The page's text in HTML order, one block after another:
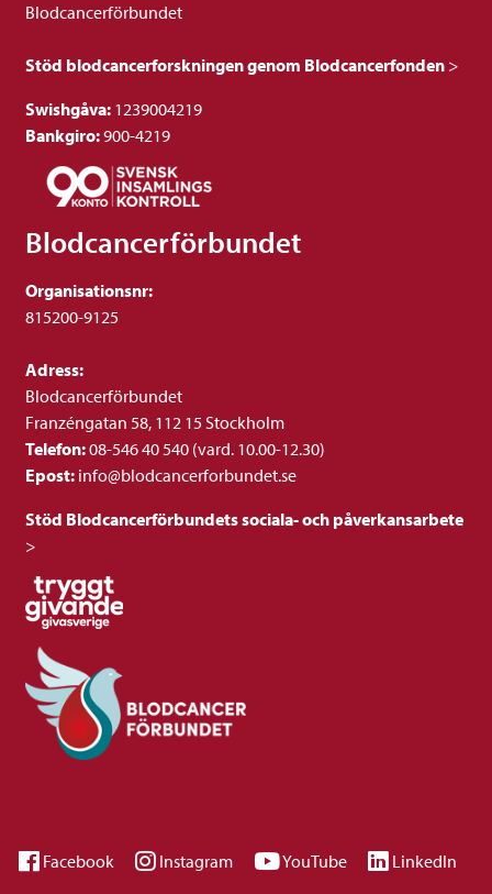
Blodcancerförbundet
Stöd blodcancerforskningen genom Blodcancerfonden >
Swishgåva: 1239004219
Bankgiro:900-4219
Blodcancerförbundet
Organisationsnr:
815200-9125
Adress:
Blodcancerförbundet
Franzéngatan 58, 112 15 Stockholm
Telefon:08-546 40 540 (vard. 10.00-12.30)
Epost: info@blodcancerforbundet.se
Stöd Blodcancerförbundets sociala- och påverkansarbete
>
Facebook Instagram YouTube LinkedIn